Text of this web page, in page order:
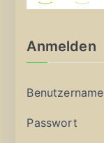
Anmelden
Benutzername
Passwort